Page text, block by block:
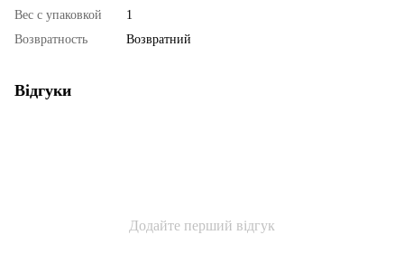
Вес с упаковкой
1
Возвратность
Возвратний
Відгуки
Додайте перший відгук